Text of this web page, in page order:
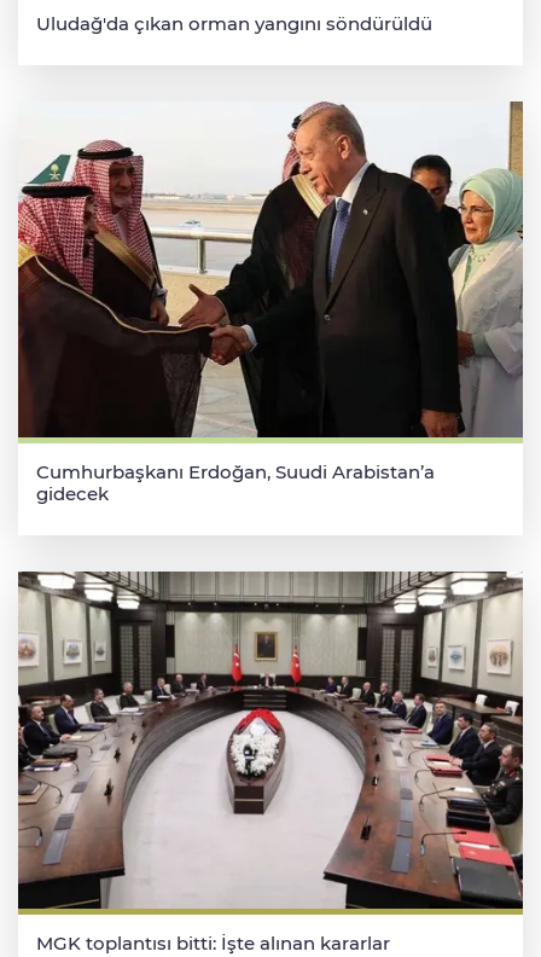
Uludağ'da çıkan orman yangını söndürüldü
Cumhurbaşkanı Erdoğan, Suudi Arabistan’a
gidecek
MGK toplantısı bitti: İşte alınan kararlar